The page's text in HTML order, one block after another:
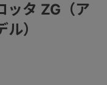
ッタ ZG（ア
）